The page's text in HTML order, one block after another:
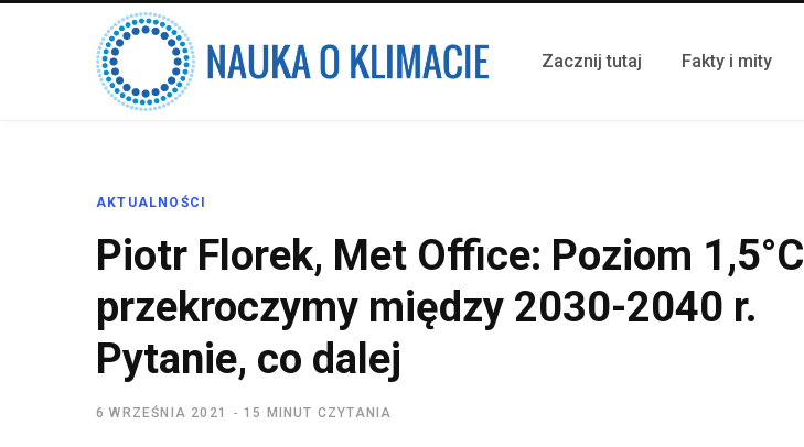
Zacznij tutaj Fakty i mity
AKTUALNOŚCI
Piotr Florek, Met Office: Poziom 1,5°C
przekroczymy między 2030-2040 r.
Pytanie, co dalej
6 WRZEŚNIA 2021 15 MINUT CZYTANIA